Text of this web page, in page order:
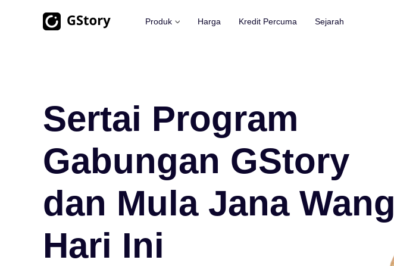
Produk
AI Imej ke Video Tanpa Had
Penjana Video AI Tanpa Had
Pembuat Klip AI
Penghapus Tera Air Video Tanpa Had
Penguat Video Tanpa Had
Penghapus Tera Air Foto
Penguat Foto
Harga Kredit Percuma Sejarah
Sertai Program
Gabungan GStory
dan Mula Jana Wang
Hari Ini